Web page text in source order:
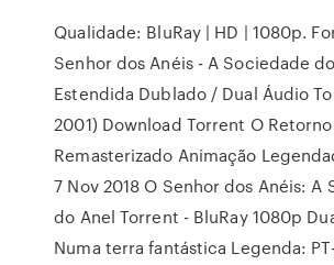
Qualidade: BluRay | HD | 1080p.
Senhor dos Anéis - A Sociedade
Estendida Dublado / Dual Áudio
2001) Download Torrent O
Remasterizado Animação
7 Nov 2018 O Senhor dos Anéis: A
do Anel Torrent - BluRay 1080p
Numa terra fantástica Legenda: